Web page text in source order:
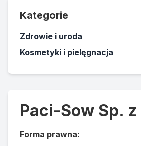
Kategorie
Zdrowie i uroda
Kosmetyki i pielęgnacja
Paci-Sow Sp. z
Forma prawna: